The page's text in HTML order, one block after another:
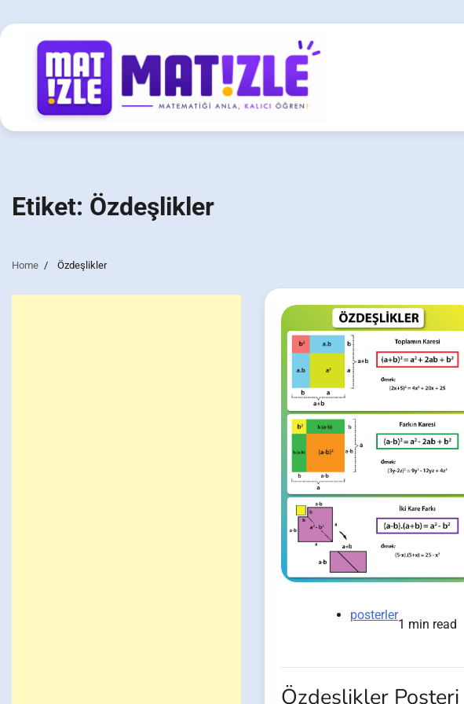
to
content
Etiket: Özdeşlikler
Home Özdeşlikler
posterler
1 min read
Özdeşlikler Posteri